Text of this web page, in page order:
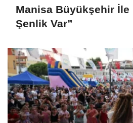
Manisa Büyükşehir İle
Şenlik Var”